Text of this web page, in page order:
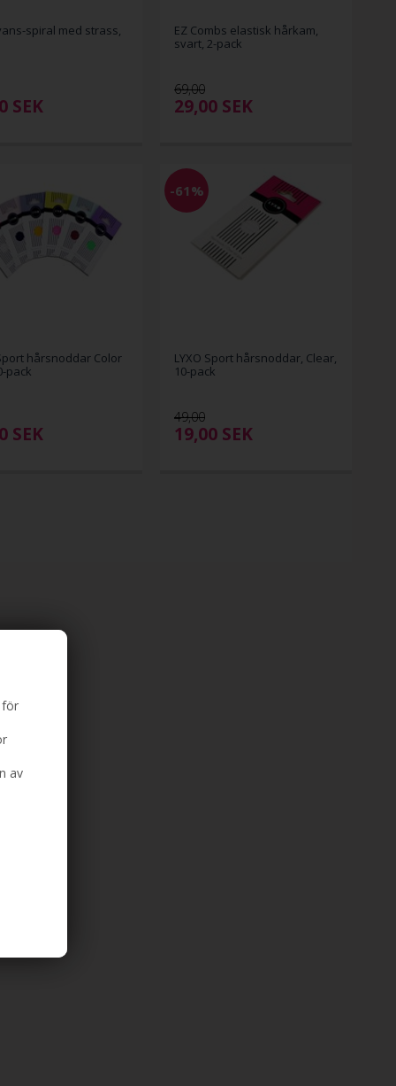
för
av
spiral med strass,
SEK
EZ Combs elastisk hårkam,
svart, 2-pack
69,00
29,00 SEK
hårsnoddar Color
pack
SEK
-61%
LYXO Sport hårsnoddar, Clear,
10-pack
49,00
19,00 SEK